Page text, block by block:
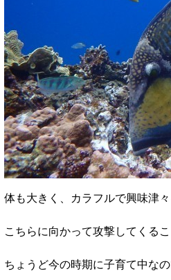
体も大きく、カラフルで興味津々
こちらに向かって攻撃してくる
ちょうど今の時期に子育て中な